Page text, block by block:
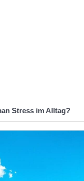
Stress im Alltag?